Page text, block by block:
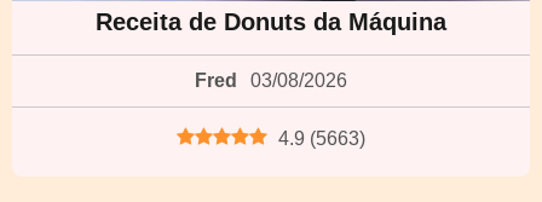
Receita de Donuts da Máquina
Fred 03/08/2026
4.9 (5663)